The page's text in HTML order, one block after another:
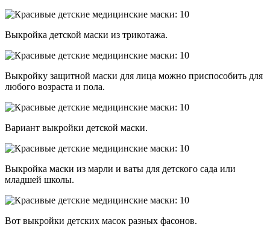
Выкройка детской маски из трикотажа.
Выкройку защитной маски для лица можно приспособить для
любого возраста и пола.
Вариант выкройки детской маски.
Выкройка маски из марли и ваты для детского сада или
младшей школы.
Вот выкройки детских масок разных фасонов.